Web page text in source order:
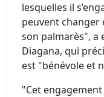
lesquelles il
peuvent changer
son palmarès", a
Diagana, qui
est "bénévole et
"Cet